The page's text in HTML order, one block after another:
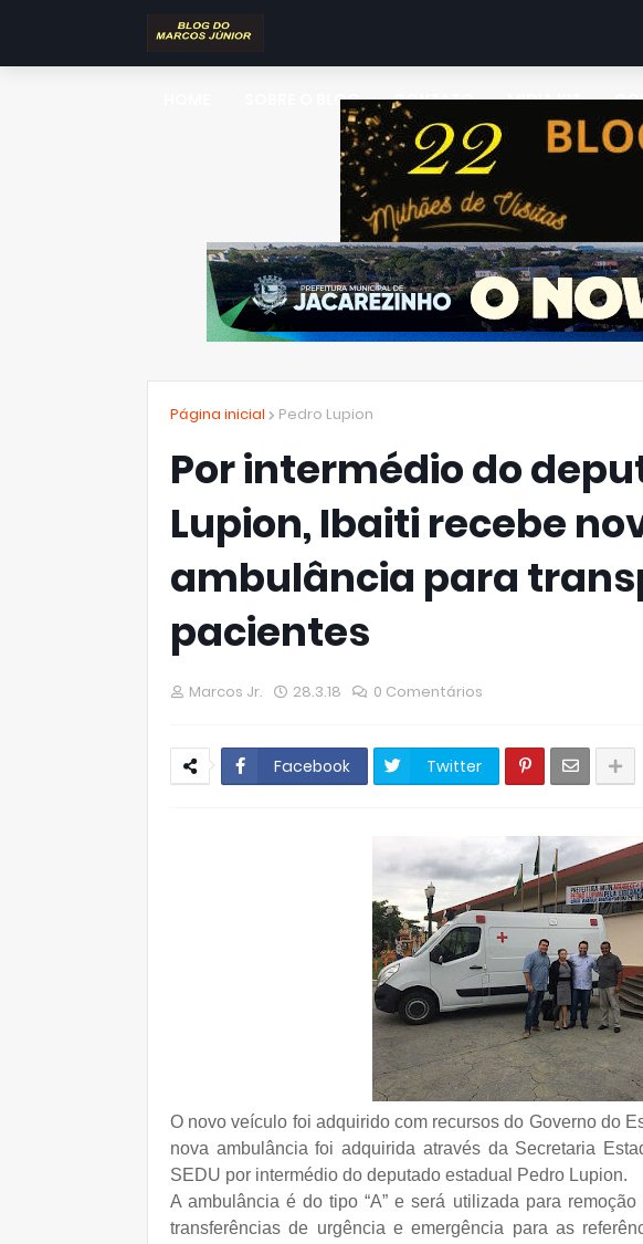
SOBRE O BLOG CONTATO MIDIA KIT
Página inicial Pedro Lupion
Por intermédio do
Lupion, Ibaiti recebe
ambulância para
pacientes
Marcos Jr. 28.3.18 0 Comentários
Facebook Twitter
O novo veículo foi adquirido com recursos do Governo do
nova ambulância foi adquirida através da Secretaria
SEDU por intermédio do deputado estadual Pedro Lupion.
A ambulância é do tipo “A” e será utilizada para
transferências de urgência e emergência para as